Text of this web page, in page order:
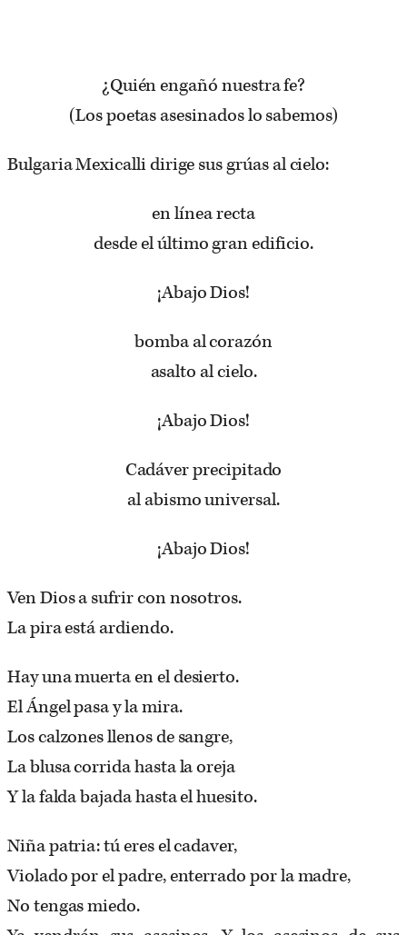
¿Quién engañó nuestra fe?
(Los poetas asesinados lo sabemos)
Bulgaria Mexicalli dirige sus grúas al cielo:
en línea recta
desde el último gran edificio.
¡Abajo Dios!
bomba al corazón
asalto al cielo.
¡Abajo Dios!
Cadáver precipitado
al abismo universal.
¡Abajo Dios!
Ven Dios a sufrir con nosotros.
La pira está ardiendo.
Hay una muerta en el desierto.
El Ángel pasa y la mira.
Los calzones llenos de sangre,
La blusa corrida hasta la oreja
Y la falda bajada hasta el huesito.
Niña patria: tú eres el cadaver,
Violado por el padre, enterrado por la madre,
No tengas miedo.